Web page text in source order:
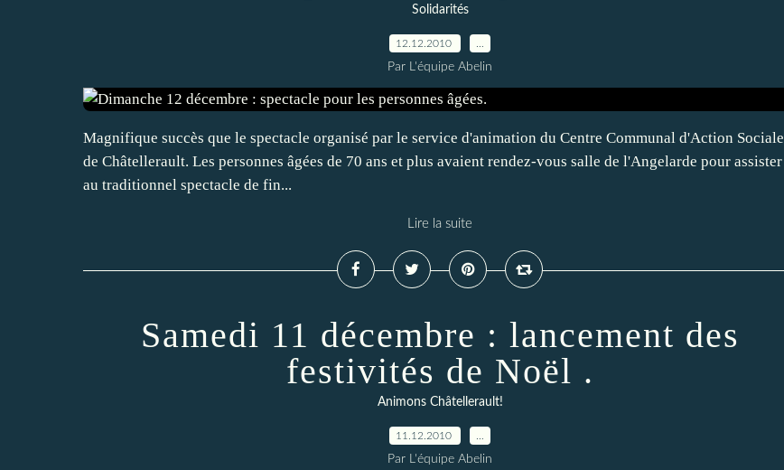
Solidarités
12.12.2010
Par L'équipe Abelin
Magnifique succès que le spectacle organisé par le service d'animation du Centre Communal d'Action Sociale
de Châtellerault. Les personnes âgées de 70 ans et plus avaient rendez-vous salle de l'Angelarde pour assister
au traditionnel spectacle de fin...
Lire la suite
Samedi 11 décembre : lancement des
festivités de Noël .
Animons Châtellerault!
11.12.2010
Par L'équipe Abelin